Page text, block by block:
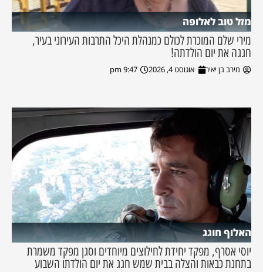
מזל טוב לאלופה
מירי שלם המוכרת לכולם כמנהלת היכל התרבות העירוני בעיר,
חגגה את יום הולדתה!
מירב בן יאיר אוגוסט 4, 2026 9:47 pm
האלוף חוגג
יוסי אסרף, מפקד יחידת לחילוצים מיוחדים וסגן מפקד משמרת
בתחנת כבאות והצלה בבית שמש חגג את יום הולדתו השבוע